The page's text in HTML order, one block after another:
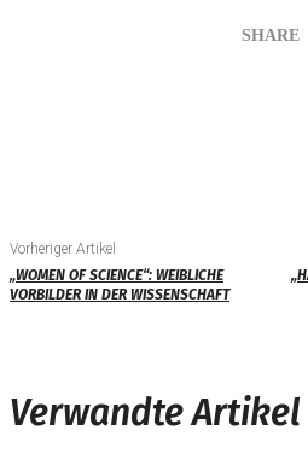
SHARE
Vorheriger Artikel
„WOMEN OF SCIENCE“: WEIBLICHE
VORBILDER IN DER WISSENSCHAFT
Verwandte Artikel